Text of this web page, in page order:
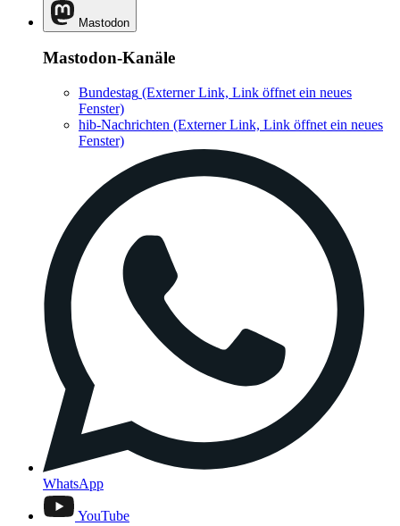
Mastodon
Mastodon-Kanäle
Bundestag (Externer Link, Link öffnet ein neues
Fenster)
hib-Nachrichten (Externer Link, Link öffnet ein neues
Fenster)
WhatsApp
YouTube